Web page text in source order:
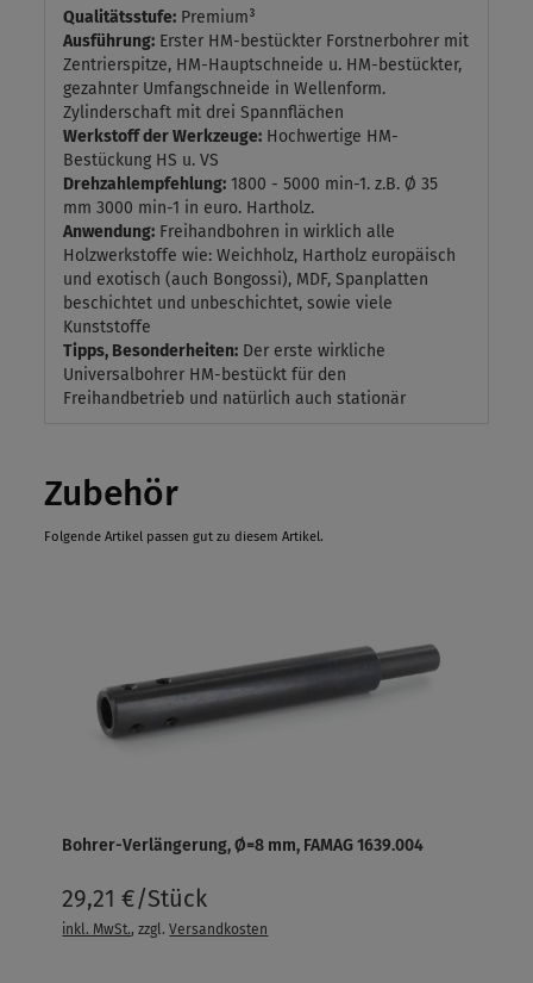
Qualitätsstufe: Premium³
Ausführung: Erster HM-bestückter Forstnerbohrer mit
Zentrierspitze, HM-Hauptschneide u. HM-bestückter,
gezahnter Umfangschneide in Wellenform.
Zylinderschaft mit drei Spannflächen
Werkstoff der Werkzeuge: Hochwertige HM-
Bestückung HS u. VS
Drehzahlempfehlung: 1800 - 5000 min-1. z.B. Ø 35
mm 3000 min-1 in euro. Hartholz.
Anwendung: Freihandbohren in wirklich alle
Holzwerkstoffe wie: Weichholz, Hartholz europäisch
und exotisch (auch Bongossi), MDF, Spanplatten
beschichtet und unbeschichtet, sowie viele
Kunststoffe
Tipps, Besonderheiten: Der erste wirkliche
Universalbohrer HM-bestückt für den
Freihandbetrieb und natürlich auch stationär
Zubehör
Folgende Artikel passen gut zu diesem Artikel.
Bohrer-Verlängerung, Ø=8 mm, FAMAG 1639.004
29,21 €/Stück
inkl. MwSt., zzgl.Versandkosten